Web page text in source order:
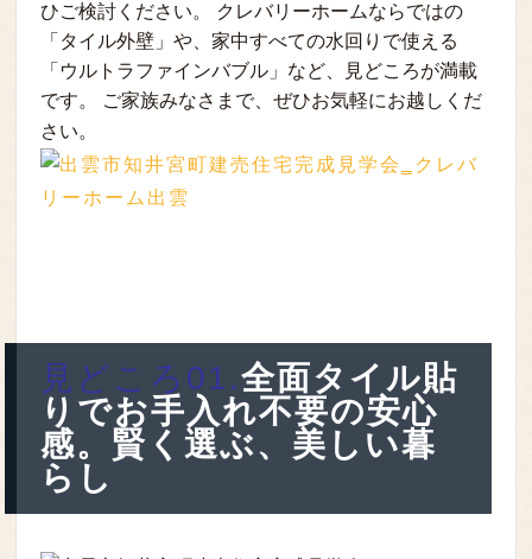
ひご検討ください。 クレバリーホームならではの
「タイル外壁」や、家中すべての水回りで使える
「ウルトラファインバブル」など、見どころが満載
です。 ご家族みなさまで、ぜひお気軽にお越しくだ
さい。
見どころ01.全面タイル貼
りでお手入れ不要の安心
感。賢く選ぶ、美しい暮
らし